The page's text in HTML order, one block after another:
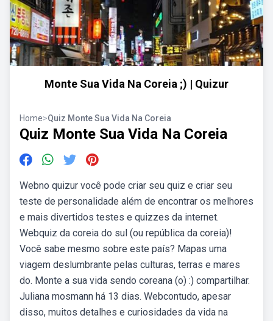
Monte Sua Vida Na Coreia ;) | Quizur
Home>Quiz Monte Sua Vida Na Coreia
Quiz Monte Sua Vida Na Coreia
Webno quizur você pode criar seu quiz e criar seu
teste de personalidade além de encontrar os melhores
e mais divertidos testes e quizzes da internet.
Webquiz da coreia do sul (ou república da coreia)!
Você sabe mesmo sobre este país? Mapas uma
viagem deslumbrante pelas culturas, terras e mares
do. Monte a sua vida sendo coreana (o) :) compartilhar.
Juliana mosmann há 13 dias. Webcontudo, apesar
disso, muitos detalhes e curiosidades da vida na